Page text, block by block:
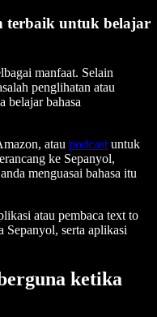
terbaik untuk belajar
manfaat. Selain
penglihatan atau
belajar bahasa
atau podcast untuk
ke Sepanyol,
menguasai bahasa itu
atau pembaca text to
Sepanyol, serta aplikasi
ketika